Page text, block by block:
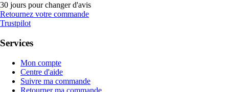
30 jours pour changer d'avis
Retournez votre commande
Trustpilot
Services
Mon compte
Centre d'aide
Suivre ma commande
Retourner ma commande